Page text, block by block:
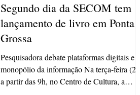
Segundo dia da SECOM tem
lançamento de livro em Ponta
Grossa
Pesquisadora debate plataformas digitais e o
monopólio da informação Na terça-feira (21),
a partir das 9h, no Centro de Cultura, a